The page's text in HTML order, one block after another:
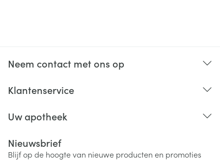
ogen, neus, mond, genitaliën en anus komt.
Komt de pleister toch in contact met deze
De pleister mag niet worden doorgeknipt.
Vervang de pleister.
Verwijder de pleister om de 12 tot 24 uur en breng en
nieuwe pleister aan.
Neem contact met ons op
Klantenservice
Uw apotheek
Nieuwsbrief
Blijf op de hoogte van nieuwe producten en promoties